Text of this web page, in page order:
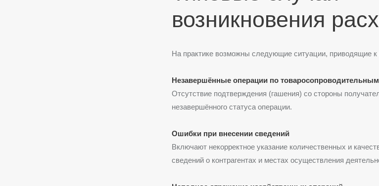
возникновения
На практике возможны следующие ситуации, приводящие
Незавершённые операции по
Отсутствие подтверждения (гашения) со стороны
незавершённого статуса операции.
Ошибки при внесении сведений
Включают некорректное указание количественных и
сведений о контрагентах и местах осуществления